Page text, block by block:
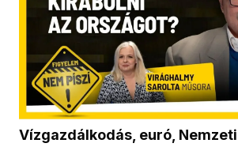
Vízgazdálkodás, euró,